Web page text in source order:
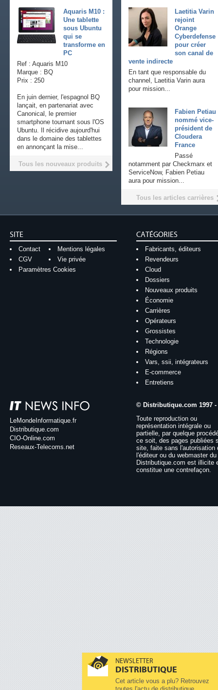
NEWSLETTER
DISTRIBUTIQUE
Cet article vous a plu? Retrouvez
Laetitia Varin
rejoint
Orange
Cyberdefense
pour créer
son canal de
vente indirecte
En tant que responsable du
channel, Laetitia Varin aura
pour mission...
Fabien Petiau
nommé vice-
président de
Cloudera
France
Passé
notamment par Checkmarx et
ServiceNow, Fabien Petiau
aura pour mission...
Tous les articles carrières
Aquaris M10 :
Une tablette
sous Ubuntu
qui se
transforme en
PC
Ref : Aquaris M10
Marque : BQ
Prix : 250
En juin dernier, l'espagnol BQ
lançait, en partenariat avec
Canonical, le premier
smartphone tournant sous l'OS
Ubuntu. Il récidive aujourd'hui
dans le domaine des tablettes
en annonçant la mise...
Tous les nouveaux produits
SITE
Contact
Mentions légales
CGV
Vie privée
Paramètres Cookies
CATÉGORIES
Fabricants, éditeurs
Revendeurs
Cloud
Dossiers
Nouveaux produits
Économie
Carrières
Opérateurs
Grossistes
Technologie
Régions
Vars, ssii, intégrateurs
E-commerce
Entretiens
LeMondeInformatique.fr
Distributique.com
CIO-Online.com
Reseaux-Telecoms.net
© Distributique.com 1997 -
Toute reproduction ou
représentation intégrale ou
partielle, par quelque
ce soit, des pages publiées
site, faite sans l'autorisation
l'éditeur ou du webmaster
Distributique.com est illicite
constitue une contrefaçon.